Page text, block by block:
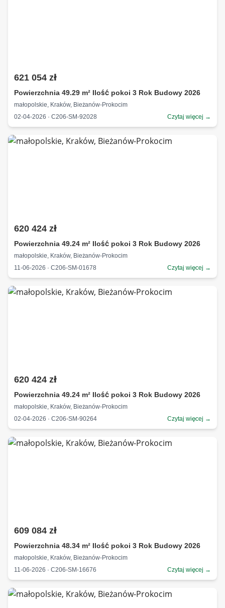
621 054 zł
Powierzchnia 49.29 m² Ilość pokoi 3 Rok Budowy 2026
małopolskie, Kraków, Bieżanów-Prokocim
02-04-2026 · C206-SM-92028
Czytaj więcej →
620 424 zł
Powierzchnia 49.24 m² Ilość pokoi 3 Rok Budowy 2026
małopolskie, Kraków, Bieżanów-Prokocim
11-06-2026 · C206-SM-01678
Czytaj więcej →
620 424 zł
Powierzchnia 49.24 m² Ilość pokoi 3 Rok Budowy 2026
małopolskie, Kraków, Bieżanów-Prokocim
02-04-2026 · C206-SM-90264
Czytaj więcej →
609 084 zł
Powierzchnia 48.34 m² Ilość pokoi 3 Rok Budowy 2026
małopolskie, Kraków, Bieżanów-Prokocim
11-06-2026 · C206-SM-16676
Czytaj więcej →